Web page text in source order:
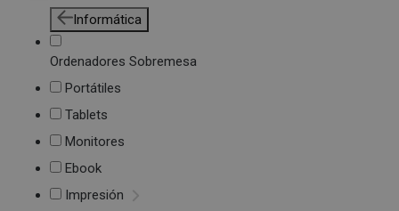
Informática
Ordenadores Sobremesa
Portátiles
Tablets
Monitores
Ebook
Impresión